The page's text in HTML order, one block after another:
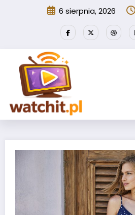
6 sierpnia, 2026